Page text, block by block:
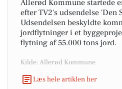
Allerød Kommune startede
efter TV2's udsendelse 'Den
Udsendelsen beskyldte
jordflytninger i et
flytning af 55.000 tons jord.
Kilde: Allerød Kommune
Læs hele artiklen her